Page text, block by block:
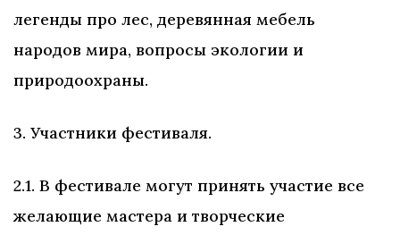
легенды про лес, деревянная мебель
народов мира, вопросы экологии и
природоохраны.
3. Участники фестиваля.
2.1. В фестивале могут принять участие все
желающие мастера и творческие